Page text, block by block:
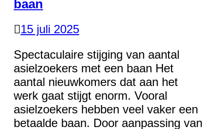
baan
15 juli 2025
Spectaculaire stijging van aantal
asielzoekers met een baan Het
aantal nieuwkomers dat aan het
werk gaat stijgt enorm. Vooral
asielzoekers hebben veel vaker een
betaalde baan. Door aanpassing van